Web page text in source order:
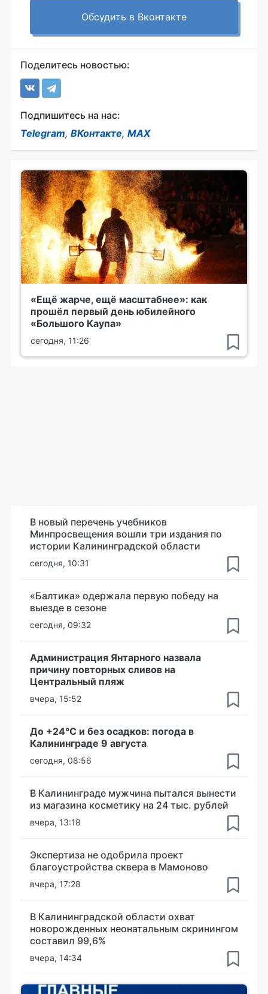
Обсудить в Вконтакте
Поделитесь новостью:
Подпишитесь на нас:
Telegram, ВКонтакте, MAX
«Ещё жарче, ещё масштабнее»: как
прошёл первый день юбилейного
«Большого Каупа»
сегодня, 11:26
В новый перечень учебников
Минпросвещения вошли три издания по
истории Калининградской области
сегодня, 10:31
«Балтика» одержала первую победу на
выезде в сезоне
сегодня, 09:32
Администрация Янтарного назвала
причину повторных сливов на
Центральный пляж
вчера, 15:52
До +24°С и без осадков: погода в
Калининграде 9 августа
сегодня, 08:56
В Калининграде мужчина пытался вынести
из магазина косметику на 24 тыс. рублей
вчера, 13:18
Экспертиза не одобрила проект
благоустройства сквера в Мамоново
вчера, 17:28
В Калининградской области охват
новорожденных неонатальным скринингом
составил 99,6%
вчера, 14:34